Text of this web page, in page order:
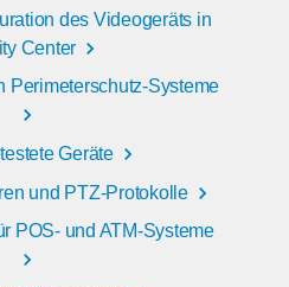
des Videogeräts in
Center
Perimeterschutz-Systeme
Geräte
und PTZ-Protokolle
POS- und ATM-Systeme